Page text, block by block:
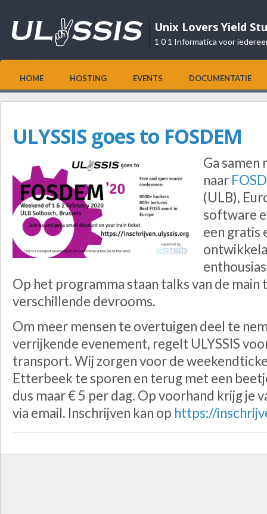
Unix Lovers Yield
1 0 1 Informatica voor
HOME HOSTING EVENTS DOCUMENTATIE
ULYSSIS goes to FOSDEM
Ga samen
naar
(ULB),
software
een gratis
Op het programma staan talks van de
verschillende devrooms.
Om meer mensen te overtuigen deel te
verrijkende evenement, regelt ULYSSIS
transport. Wij zorgen voor de
Etterbeek te sporen en terug met een
dus maar € 5 per dag. Op voorhand krijg je
via email. Inschrijven kan op https://